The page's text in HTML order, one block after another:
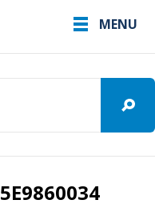
MENU